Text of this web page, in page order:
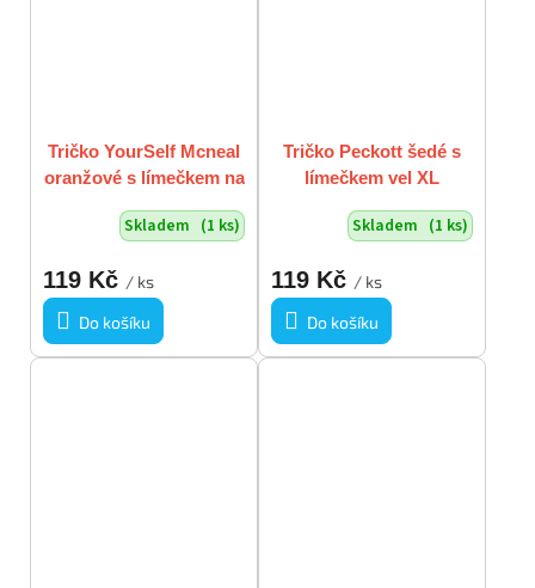
Tričko YourSelf Mcneal
oranžové s límečkem na
Skladem (1 ks)
119 Kč / ks
Do košíku
Tričko Peckott šedé s
límečkem vel XL
Skladem (1 ks)
119 Kč / ks
Do košíku